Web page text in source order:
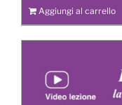
Aggiungi al carrello